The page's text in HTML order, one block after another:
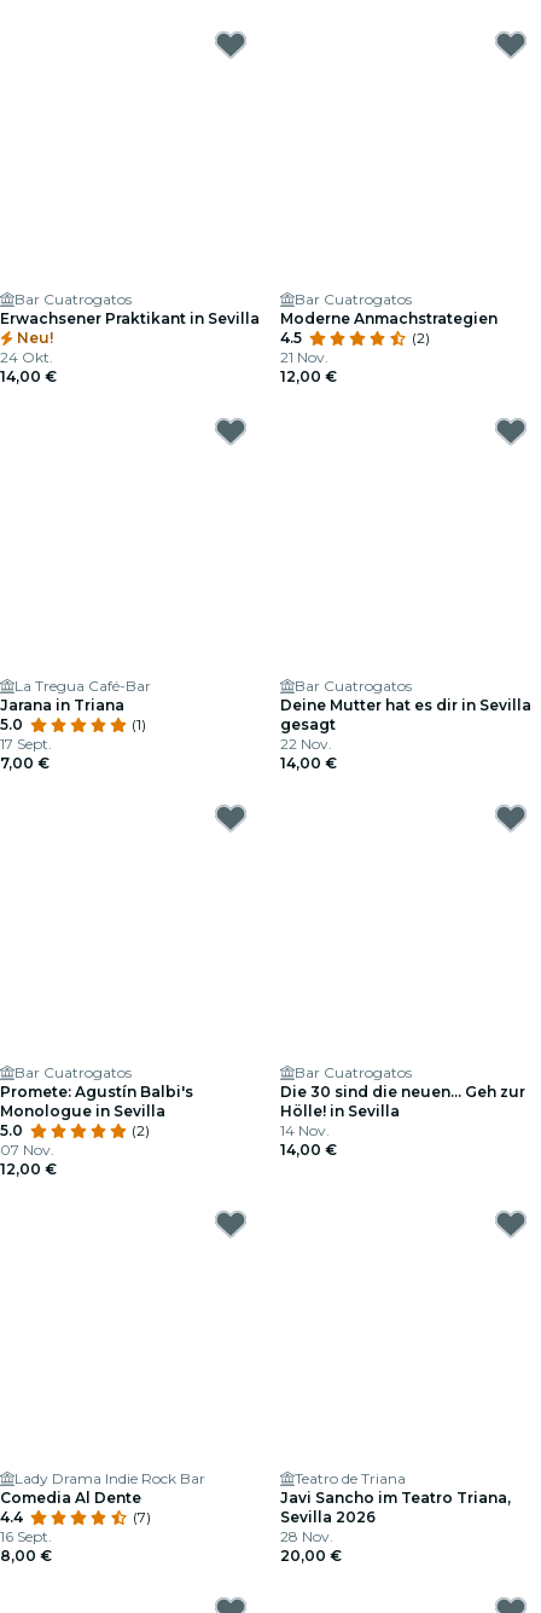
Bar Cuatrogatos
Erwachsener Praktikant in Sevilla
Neu!
24 Okt.
14,00 €
Bar Cuatrogatos
Moderne Anmachstrategien
4.5
(2)
21 Nov.
12,00 €
La Tregua Café-Bar
Jarana in Triana
5.0
(1)
17 Sept.
7,00 €
Bar Cuatrogatos
Deine Mutter hat es dir in Sevilla
gesagt
22 Nov.
14,00 €
Bar Cuatrogatos
Promete: Agustín Balbi's
Monologue in Sevilla
5.0
(2)
07 Nov.
12,00 €
Bar Cuatrogatos
Die 30 sind die neuen... Geh zur
Hölle! in Sevilla
14 Nov.
14,00 €
Lady Drama Indie Rock Bar
Comedia Al Dente
4.4
(7)
16 Sept.
8,00 €
Teatro de Triana
Javi Sancho im Teatro Triana,
Sevilla 2026
28 Nov.
20,00 €